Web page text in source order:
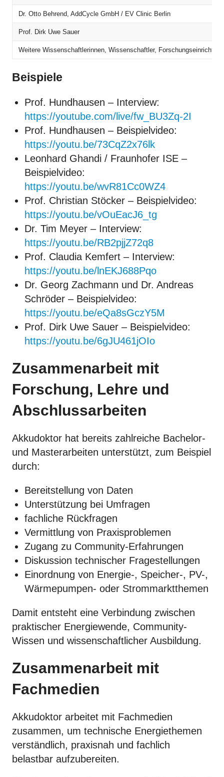
Dr. Otto Behrend, AddCycle GmbH / EV Clinic Berlin
Prof. Dirk Uwe Sauer
Weitere Wissenschaftlerinnen, Wissenschaftler,
Beispiele
Prof. Hundhausen – Interview:
https://youtube.com/live/fw_BU3Zq-2I
Prof. Hundhausen – Beispielvideo:
https://youtu.be/73CqZ2x76lk
Leonhard Ghandi / Fraunhofer ISE –
Beispielvideo:
https://youtu.be/wvR81Cc0WZ4
Prof. Christian Stöcker – Beispielvideo:
https://youtu.be/vOuEacJ6_tg
Dr. Tim Meyer – Interview:
https://youtu.be/RB2pjjZ72q8
Prof. Claudia Kemfert – Interview:
https://youtu.be/lnEKJ688Pqo
Dr. Georg Zachmann und Dr. Andreas
Schröder – Beispielvideo:
https://youtu.be/eQa8sGczY5M
Prof. Dirk Uwe Sauer – Beispielvideo:
https://youtu.be/6gJU461jOIo
Zusammenarbeit mit
Forschung, Lehre und
Abschlussarbeiten
Akkudoktor hat bereits zahlreiche Bachelor-
und Masterarbeiten unterstützt, zum Beispiel
durch:
Bereitstellung von Daten
Unterstützung bei Umfragen
fachliche Rückfragen
Vermittlung von Praxisproblemen
Zugang zu Community-Erfahrungen
Diskussion technischer Fragestellungen
Einordnung von Energie-, Speicher-, PV-,
Wärmepumpen- oder Strommarktthemen
Damit entsteht eine Verbindung zwischen
praktischer Energiewende, Community-
Wissen und wissenschaftlicher Ausbildung.
Zusammenarbeit mit
Fachmedien
Akkudoktor arbeitet mit Fachmedien
zusammen, um technische Energiethemen
verständlich, praxisnah und fachlich
belastbar aufzubereiten.